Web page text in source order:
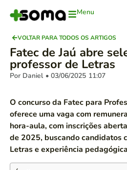
Menu
VOLTAR PARA TODOS OS ARTIGOS
Fatec de Jaú abre
professor de Letras
Por Daniel • 03/06/2025 11:07
O concurso da Fatec para
oferece uma vaga com
hora-aula, com inscrições
de 2025, buscando candidatos
Letras e experiência